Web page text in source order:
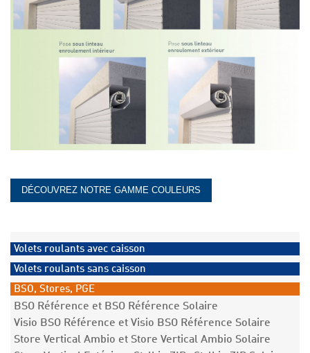
DÉCOUVREZ NOTRE GAMME COULEURS
Volets roulants avec caisson
Volets roulants sans caisson
BSO, Stores, PGE
BSO Référence et BSO Référence Solaire
Visio BSO Référence et Visio BSO Référence Solaire
Store Vertical Ambio et Store Vertical Ambio Solaire